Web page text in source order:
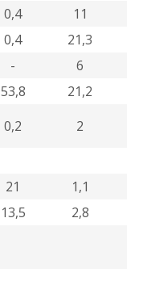
0,4
11
0,4
21,3
-
6
53,8
21,2
0,2
2
21
1,1
13,5
2,8